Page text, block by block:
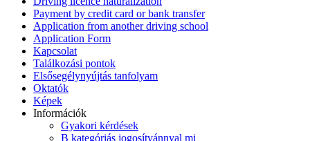
Payment by credit card or bank transfer
Application from another driving school
Application Form
Kapcsolat
Találkozási pontok
Elsősegélynyújtás tanfolyam
Oktatók
Képek
Információk
Gyakori kérdések
B kategóriás jogosítvánnyal mi